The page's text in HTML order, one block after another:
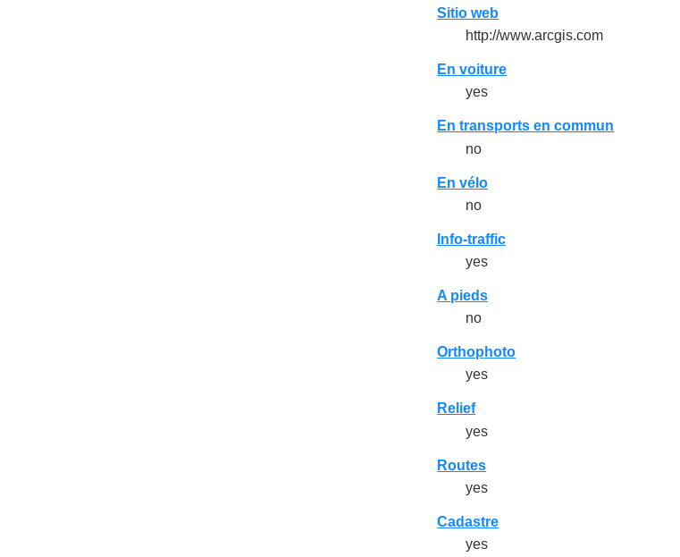
Sitio web
http://www.arcgis.com
En voiture
yes
En transports en commun
no
En vélo
no
Info-traffic
yes
A pieds
no
Orthophoto
yes
Relief
yes
Routes
yes
Cadastre
yes